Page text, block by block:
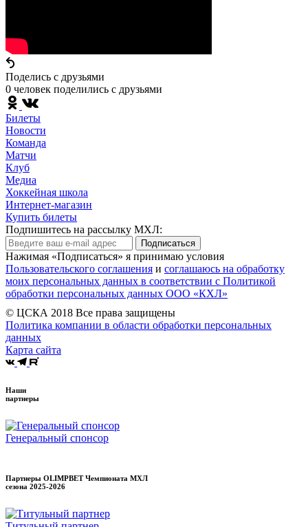
Поделись c друзьями
0 человек поделились c друзьями
Билеты
Новости
Команда
Матчи
Клуб
Медиа
Хоккейная школа
Интернет-магазин
Купить билеты
Подпишитесь на рассылку МХЛ:
Подписаться
Нажимая «Подписаться» я принимаю условия
Пользовательского соглашения и соглашаюсь на обработку
моих персональных данных в соответствии с Политикой
обработки персональных данных ООО «КХЛ»
© ЦСКА 2018 Все права защищены
Политика компании в области обработки персональных
данных
Карта сайта
Наши
партнеры
Генеральный спонсор
Партнеры OLIMPBET Чемпионата МХЛ
сезона 2025-2026